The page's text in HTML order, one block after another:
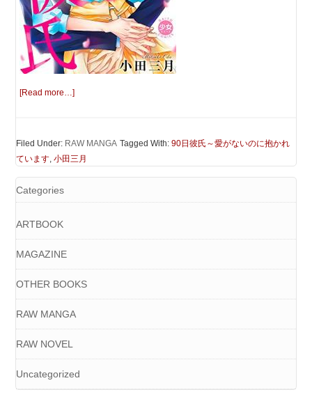
[Read more…]
Filed Under: RAW MANGA Tagged With:90日彼氏～愛がないのに抱かれ
ています,小田三月
Categories
ARTBOOK
MAGAZINE
OTHER BOOKS
RAW MANGA
RAW NOVEL
Uncategorized